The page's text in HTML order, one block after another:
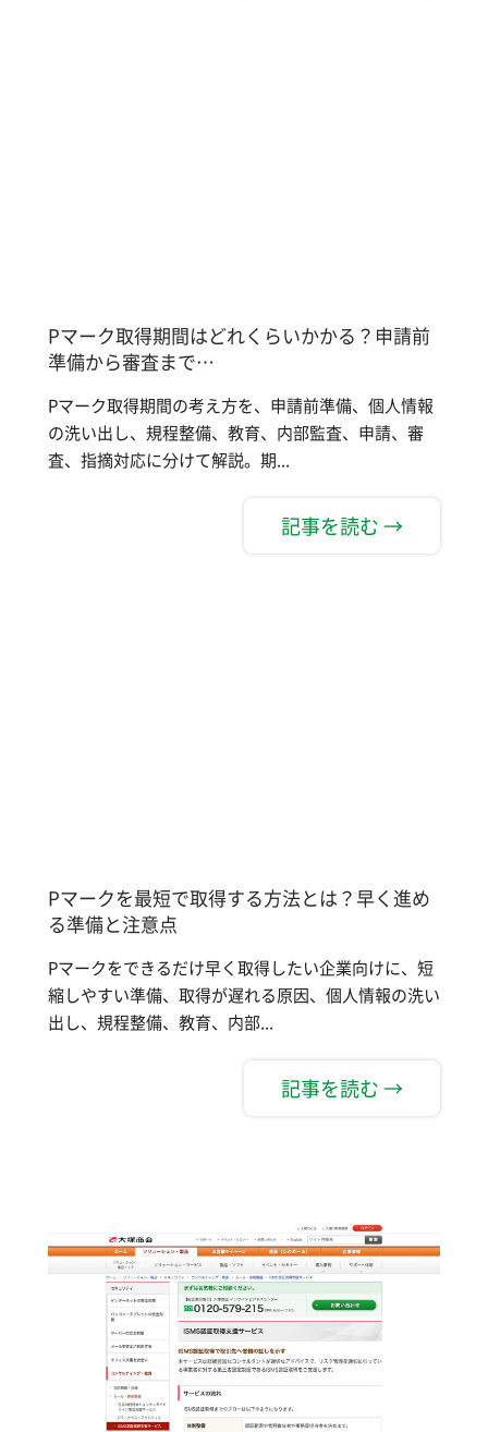
Pマーク取得期間はどれくらいかかる？申請前
準備から審査まで…
Pマーク取得期間の考え方を、申請前準備、個人情報
の洗い出し、規程整備、教育、内部監査、申請、審
査、指摘対応に分けて解説。期...
記事を読む →
Pマークを最短で取得する方法とは？早く進め
る準備と注意点
Pマークをできるだけ早く取得したい企業向けに、短
縮しやすい準備、取得が遅れる原因、個人情報の洗い
出し、規程整備、教育、内部...
記事を読む →